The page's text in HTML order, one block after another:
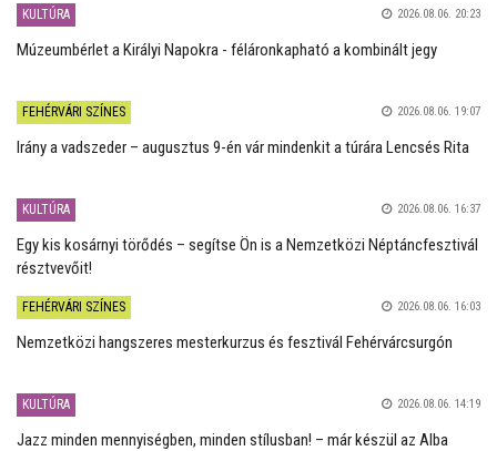
KULTÚRA 2026.08.06. 20:23
Múzeumbérlet a Királyi Napokra - féláronkapható a kombinált jegy
FEHÉRVÁRI SZÍNES 2026.08.06. 19:07
Irány a vadszeder – augusztus 9-én vár mindenkit a túrára Lencsés Rita
KULTÚRA 2026.08.06. 16:37
Egy kis kosárnyi törődés – segítse Ön is a Nemzetközi Néptáncfesztivál
résztvevőit!
FEHÉRVÁRI SZÍNES 2026.08.06. 16:03
Nemzetközi hangszeres mesterkurzus és fesztivál Fehérvárcsurgón
KULTÚRA 2026.08.06. 14:19
Jazz minden mennyiségben, minden stílusban! – már készül az Alba